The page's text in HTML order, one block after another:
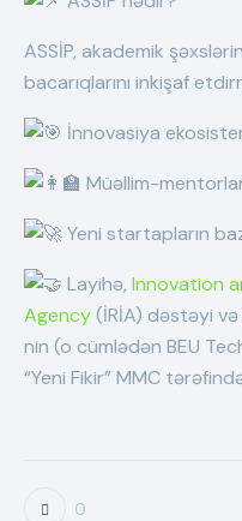
ASSİP, akademik
bacarıqlarını inkişaf
İnnovasiya
Müəllim-
Yeni startapların
Layihə, Innovation
Agency(İRİA) dəstəyi
nin (o cümlədən BEU
“Yeni Fikir” MMC
0